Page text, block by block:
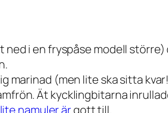
i en fryspåse modell
marinad (men lite ska sitta
Ät kycklingbitarna